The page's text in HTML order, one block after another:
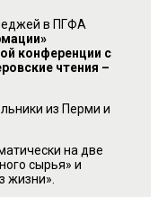
в ПГФА
конференции с
чтения –
из Перми и
на две
сырья» и
жизни».